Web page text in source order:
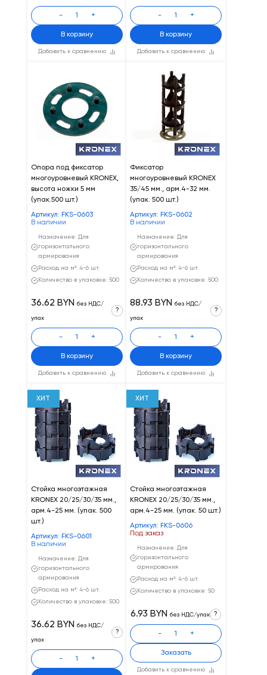
Добавить к сравнению
- +
В корзину
Добавить к сравнению
- +
В корзину
Опора под фиксатор
многоуровневый KRONEX,
высота ножки 5 мм
(упак.500 шт.)
Артикул: FKS-0603
В наличии
Назначение: Для
горизонтального
армирования
Расход на м²: 4-6 шт.
Количество в упаковке: 500
Добавить к сравнению
36.62 BYN без НДС/
упак
?
- +
В корзину
Фиксатор
многоуровневый KRONEX
35/45 мм., арм.4-32 мм.
(упак. 500 шт.)
Артикул: FKS-0602
В наличии
Назначение: Для
горизонтального
армирования
Расход на м²: 4-6 шт.
Количество в упаковке: 500
Добавить к сравнению
88.93 BYN без НДС/
упак
?
- +
В корзину
ХИТ
Стойка многоэтажная
KRONEX 20/25/30/35 мм.,
арм.4-25 мм. (упак. 500
шт.)
Артикул: FKS-0601
В наличии
Назначение: Для
горизонтального
армирования
Расход на м²: 4-6 шт.
Количество в упаковке: 500
36.62 BYN без НДС/
упак
?
- +
ХИТ
Стойка многоэтажная
KRONEX 20/25/30/35 мм.,
арм.4-25 мм. (упак. 50 шт.)
Артикул: FKS-0606
Под заказ
Назначение: Для
горизонтального
армирования
Расход на м²: 4-6 шт.
Количество в упаковке: 50
Добавить к сравнению
6.93 BYN без НДС/упак ?
- +
Заказать